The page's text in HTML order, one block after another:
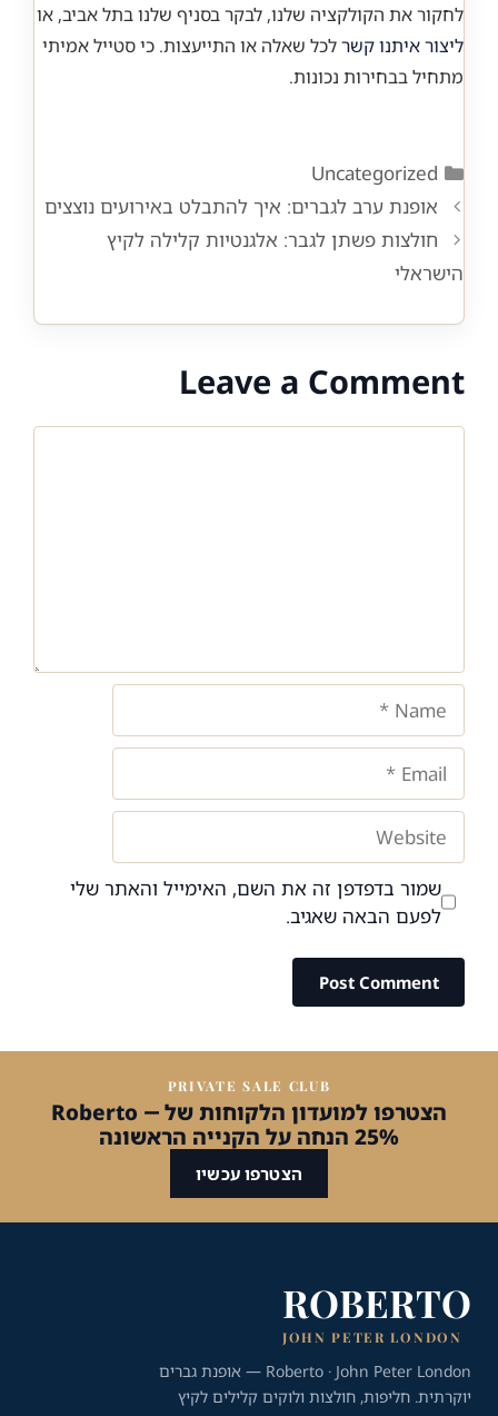
לחקור את הקולקציה שלנו, לבקר בסניף שלנו בתל אביב, או
ליצור איתנו קשרלכל שאלה או התייעצות. כי סטייל אמיתי
מתחיל בבחירות נכונות.
Categories
Uncategorized
אופנת ערב לגברים: איך להתבלט באירועים נוצצים
חולצות פשתן לגבר: אלגנטיות קלילה לקיץ
הישראלי
Leave a Comment
Email
Website
שמור בדפדפן זה את השם, האימייל והאתר שלי
לפעם הבאה שאגיב.
PRIVATE SALE CLUB
הצטרפו למועדון הלקוחות של Roberto —
25% הנחה על הקנייה הראשונה
הצטרפו עכשיו
ROBERTO
JOHN PETER LONDON
Roberto · John Peter London — אופנת גברים
יוקרתית. חליפות, חולצות ולוקים קלילים לקיץ